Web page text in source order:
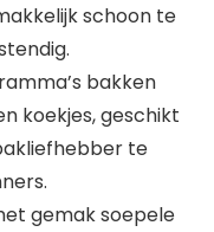
schoon te
bakken
koekjes, geschikt
te
gemak soepele